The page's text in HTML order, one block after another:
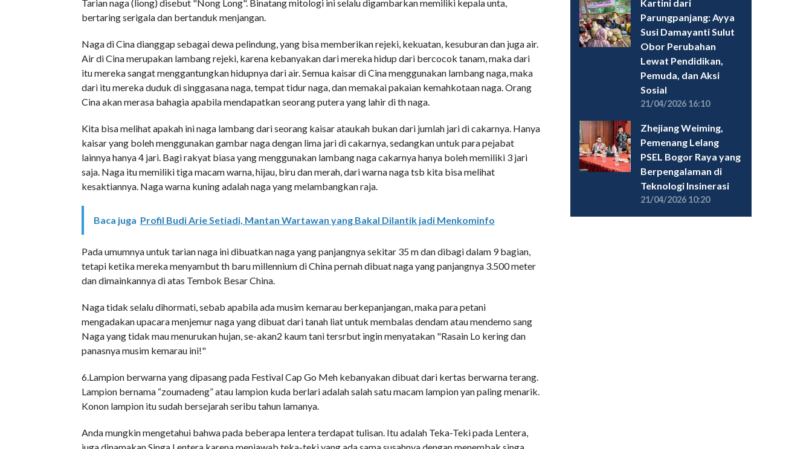
Tarian naga (liong) disebut "Nong Long". Binatang mitologi ini selalu digambarkan memiliki kepala unta,
bertaring serigala dan bertanduk menjangan.
Naga di Cina dianggap sebagai dewa pelindung, yang bisa memberikan rejeki, kekuatan, kesuburan dan juga air.
Air di Cina merupakan lambang rejeki, karena kebanyakan dari mereka hidup dari bercocok tanam, maka dari
itu mereka sangat menggantungkan hidupnya dari air. Semua kaisar di Cina menggunakan lambang naga, maka
dari itu mereka duduk di singgasana naga, tempat tidur naga, dan memakai pakaian kemahkotaan naga. Orang
Cina akan merasa bahagia apabila mendapatkan seorang putera yang lahir di th naga.
Kita bisa melihat apakah ini naga lambang dari seorang kaisar ataukah bukan dari jumlah jari di cakarnya. Hanya
kaisar yang boleh menggunakan gambar naga dengan lima jari di cakarnya, sedangkan untuk para pejabat
lainnya hanya 4 jari. Bagi rakyat biasa yang menggunakan lambang naga cakarnya hanya boleh memiliki 3 jari
saja. Naga itu memiliki tiga macam warna, hijau, biru dan merah, dari warna naga tsb kita bisa melihat
kesaktiannya. Naga warna kuning adalah naga yang melambangkan raja.
Baca juga Profil Budi Arie Setiadi, Mantan Wartawan yang Bakal Dilantik jadi Menkominfo
Pada umumnya untuk tarian naga ini dibuatkan naga yang panjangnya sekitar 35 m dan dibagi dalam 9 bagian,
tetapi ketika mereka menyambut th baru millennium di China pernah dibuat naga yang panjangnya 3.500 meter
dan dimainkannya di atas Tembok Besar China.
Naga tidak selalu dihormati, sebab apabila ada musim kemarau berkepanjangan, maka para petani
mengadakan upacara menjemur naga yang dibuat dari tanah liat untuk membalas dendam atau mendemo sang
Naga yang tidak mau menurukan hujan, se-akan2 kaum tani tersrbut ingin menyatakan "Rasain Lo kering dan
panasnya musim kemarau ini!"
6.Lampion berwarna yang dipasang pada Festival Cap Go Meh kebanyakan dibuat dari kertas berwarna terang.
Lampion bernama “zoumadeng” atau lampion kuda berlari adalah salah satu macam lampion yan paling menarik.
Konon lampion itu sudah bersejarah seribu tahun lamanya.
Anda mungkin mengetahui bahwa pada beberapa lentera terdapat tulisan. Itu adalah Teka-Teki pada Lentera,
Kartini dari
Parungpanjang: Ayya
Susi Damayanti Sulut
Obor Perubahan
Lewat Pendidikan,
Pemuda, dan Aksi
Sosial
21/04/2026 16:10
Zhejiang Weiming,
Pemenang Lelang
PSEL Bogor Raya yang
Berpengalaman di
Teknologi Insinerasi
21/04/2026 10:20